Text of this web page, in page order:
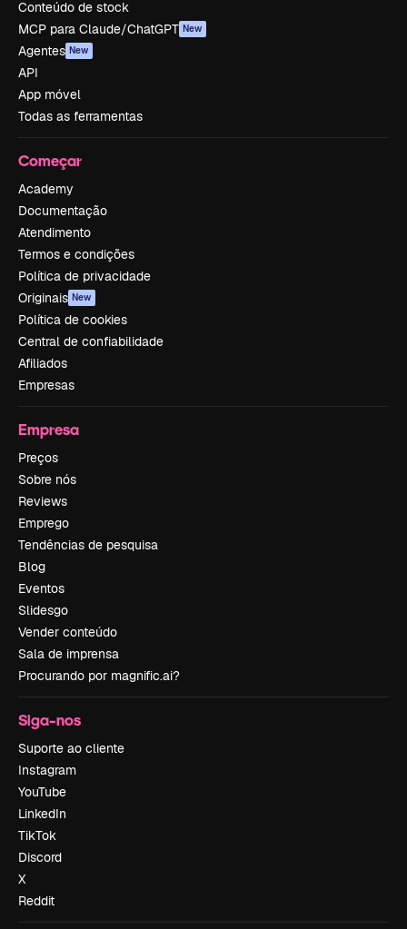
Conteúdo de stock
MCP para Claude/ChatGPT New
Agentes New
API
App móvel
Todas as ferramentas
Começar
Academy
Documentação
Atendimento
Termos e condições
Política de privacidade
Originais New
Política de cookies
Central de confiabilidade
Afiliados
Empresas
Empresa
Preços
Sobre nós
Reviews
Emprego
Tendências de pesquisa
Blog
Eventos
Slidesgo
Vender conteúdo
Sala de imprensa
Procurando por magnific.ai?
Siga-nos
Suporte ao cliente
Instagram
YouTube
LinkedIn
TikTok
Discord
X
Reddit